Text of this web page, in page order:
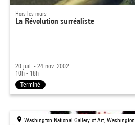
Hors les murs
La Révolution surréaliste
20 juil. - 24 nov. 2002
10h - 18h
Terminé
Washington National Gallery of Art, Washington